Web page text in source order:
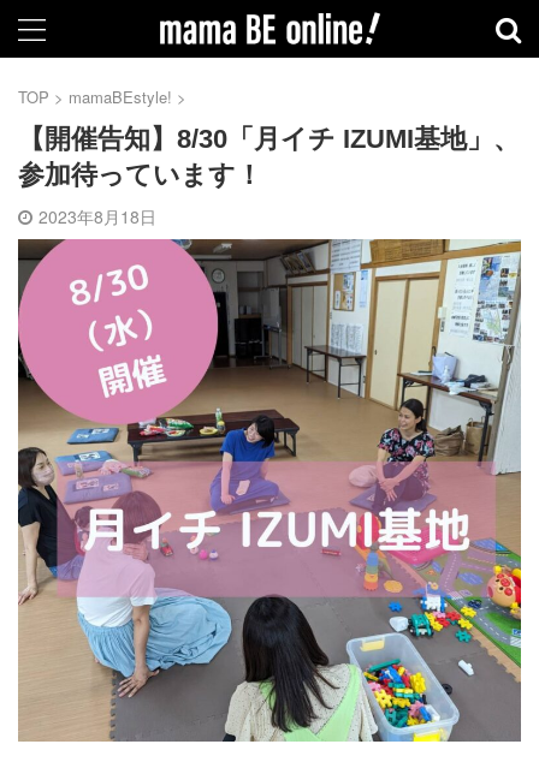
TOP > mamaBEstyle! >
【開催告知】8/30「月イチ IZUMI基地」、
参加待っています！
2023年8月18日